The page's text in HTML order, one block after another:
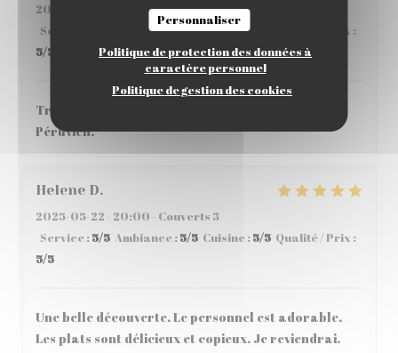
Personnaliser
Politique de protection des données à
caractère personnel
Politique de gestion des cookies
2025-06-05
- 12:45 - Couverts 3
Service
Ambiance:5/5 Cuisine: Qualité / Prix :
5/5
Très bon accueil et de belles découvertes de plat
Péruvien.
Helene D
2025-05-22 - 20:00 - Couverts 3
Service :5/5 Ambiance :5/5 Cuisine :5/5 Qualité / Prix :
5/5
Une belle découverte. Le personnel est adorable.
Les plats sont délicieux et copieux. Je reviendrai.